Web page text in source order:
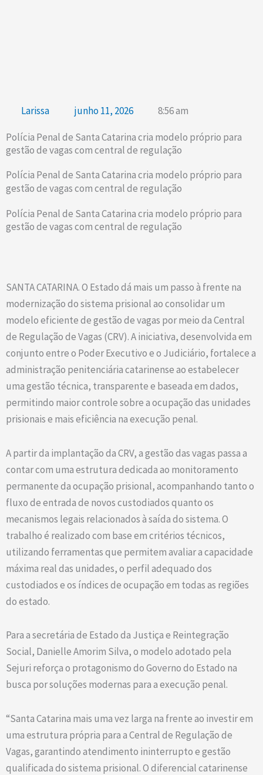
Larissa junho 11, 2026 8:56 am
Polícia Penal de Santa Catarina cria modelo próprio para
gestão de vagas com central de regulação
Polícia Penal de Santa Catarina cria modelo próprio para
gestão de vagas com central de regulação
Polícia Penal de Santa Catarina cria modelo próprio para
gestão de vagas com central de regulação
SANTA CATARINA. O Estado dá mais um passo à frente na
modernização do sistema prisional ao consolidar um
modelo eficiente de gestão de vagas por meio da Central
de Regulação de Vagas (CRV). A iniciativa, desenvolvida em
conjunto entre o Poder Executivo e o Judiciário, fortalece a
administração penitenciária catarinense ao estabelecer
uma gestão técnica, transparente e baseada em dados,
permitindo maior controle sobre a ocupação das unidades
prisionais e mais eficiência na execução penal.
A partir da implantação da CRV, a gestão das vagas passa a
contar com uma estrutura dedicada ao monitoramento
permanente da ocupação prisional, acompanhando tanto o
fluxo de entrada de novos custodiados quanto os
mecanismos legais relacionados à saída do sistema. O
trabalho é realizado com base em critérios técnicos,
utilizando ferramentas que permitem avaliar a capacidade
máxima real das unidades, o perfil adequado dos
custodiados e os índices de ocupação em todas as regiões
do estado.
Para a secretária de Estado da Justiça e Reintegração
Social, Danielle Amorim Silva, o modelo adotado pela
Sejuri reforça o protagonismo do Governo do Estado na
busca por soluções modernas para a execução penal.
“Santa Catarina mais uma vez larga na frente ao investir em
uma estrutura própria para a Central de Regulação de
Vagas, garantindo atendimento ininterrupto e gestão
qualificada do sistema prisional. O diferencial catarinense